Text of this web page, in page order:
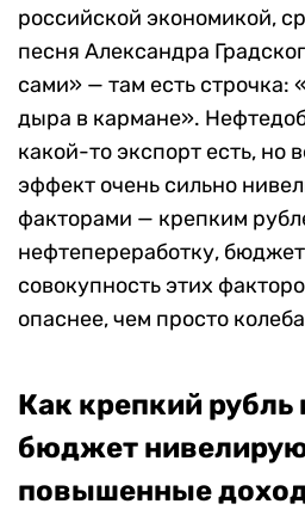
российской экономикой,
песня Александра
сами» — там есть строчка:
дыра в кармане».
какой-то экспорт есть, но
эффект очень сильно
факторами — крепким
нефтепереработку,
совокупность этих
опаснее, чем просто
Как крепкий
бюджет
повышенные